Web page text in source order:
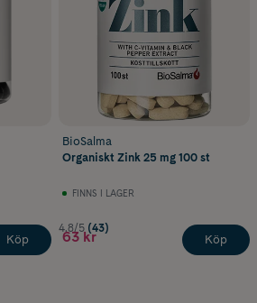
Köp
BioSalma
Organiskt Zink 25 mg 100 st
FINNS I LAGER
4.8/5 (43)
63 kr Köp